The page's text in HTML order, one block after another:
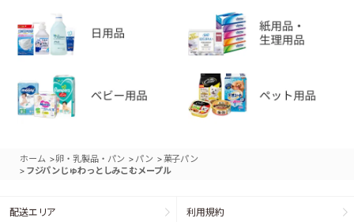
ホーム >卵・乳製品・パン > パン >菓子パン
> フジパンじゅわっとしみこむメープル
配送エリア 利用規約